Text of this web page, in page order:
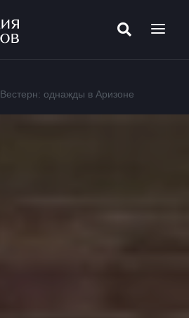
Вестерн: однажды в Аризоне